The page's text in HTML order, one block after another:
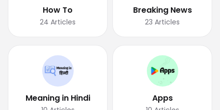
How To
24 Articles
Breaking News
23 Articles
Meaning in Hindi Apps